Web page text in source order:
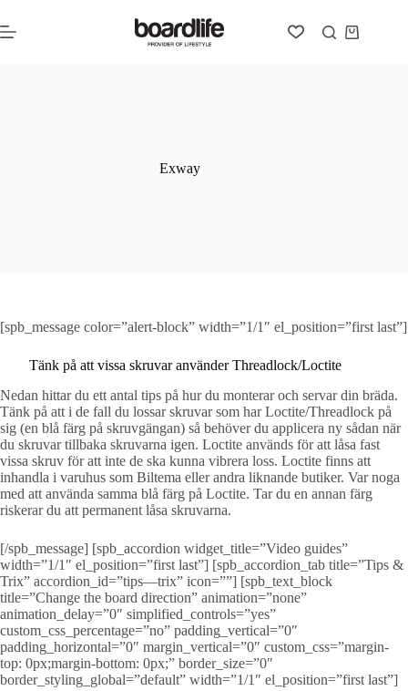
till
innehåll
Varukorg
Exway
[spb_message color=”alert-block” width=”1/1″ el_position=”first last”]
Tänk på att vissa skruvar använder Threadlock/Loctite
Nedan hittar du ett antal tips på hur du monterar och servar din bräda.
Tänk på att i de fall du lossar skruvar som har Loctite/Threadlock på
sig (en blå färg på skruvgängan) så behöver du applicera ny sådan när
du skruvar tillbaka skruvarna igen. Loctite används för att låsa fast
vissa skruv för att inte de ska kunna vibrera loss. Loctite finns att
inhandla i varuhus som Biltema eller andra liknande butiker. Var noga
med att använda samma blå färg på Loctite. Tar du en annan färg
riskerar du att permanent låsa skruvarna.
[/spb_message] [spb_accordion widget_title=”Video guides”
width=”1/1″ el_position=”first last”] [spb_accordion_tab title=”Tips &
Trix” accordion_id=”tips—trix” icon=””] [spb_text_block
title=”Change the board direction” animation=”none”
animation_delay=”0″ simplified_controls=”yes”
custom_css_percentage=”no” padding_vertical=”0″
padding_horizontal=”0″ margin_vertical=”0″ custom_css=”margin-
top: 0px;margin-bottom: 0px;” border_size=”0″
border_styling_global=”default” width=”1/1″ el_position=”first last”]